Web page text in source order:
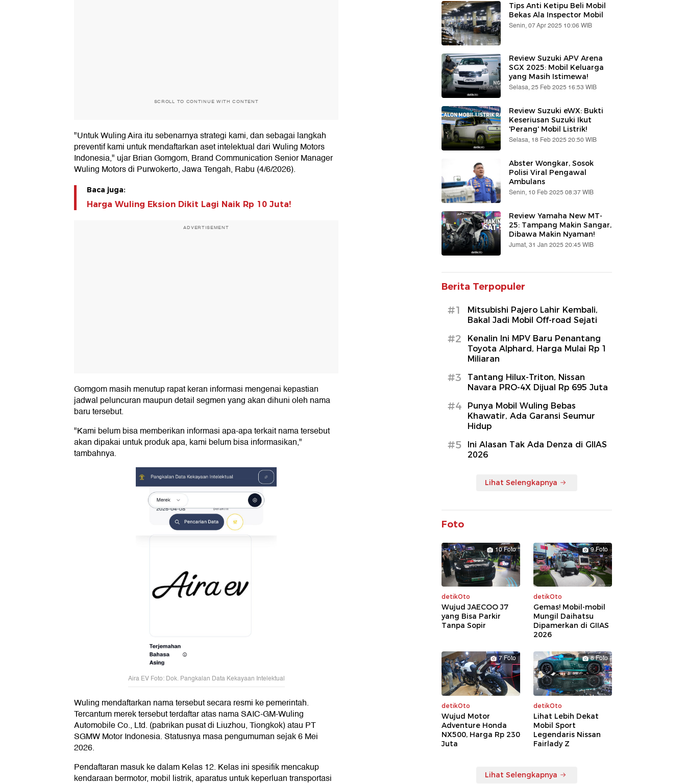
SCROLL TO CONTINUE WITH CONTENT
"Untuk Wuling Aira itu sebenarnya strategi kami, dan sebagai langkah
preventif kami untuk mendaftarkan aset intelektual dari Wuling Motors
Indonesia," ujar Brian Gomgom, Brand Communication Senior Manager
Wuling Motors di Purwokerto, Jawa Tengah, Rabu (4/6/2026).
Baca juga:
Harga Wuling Eksion Dikit Lagi Naik Rp 10 Juta!
ADVERTISEMENT
Gomgom masih menutup rapat keran informasi mengenai kepastian
jadwal peluncuran maupun detail segmen yang akan dihuni oleh nama
baru tersebut.
"Kami belum bisa memberikan informasi apa-apa terkait nama tersebut
akan dipakai untuk produk apa, kami belum bisa informasikan,"
tambahnya.
Aira EV Foto: Dok. Pangkalan Data Kekayaan Intelektual
Wuling mendaftarkan nama tersebut secara resmi ke pemerintah.
Tercantum merek tersebut terdaftar atas nama SAIC-GM-Wuling
Automobile Co., Ltd. (pabrikan pusat di Liuzhou, Tiongkok) atau PT
SGMW Motor Indonesia. Statusnya masa pengumuman sejak 6 Mei
2026.
Pendaftaran masuk ke dalam Kelas 12. Kelas ini spesifik mencakup
kendaraan bermotor, mobil listrik, aparatus untuk keperluan transportasi
Tips Anti Ketipu Beli Mobil
Bekas Ala Inspector Mobil
Senin, 07 Apr 2025 10:06 WIB
Review Suzuki APV Arena
SGX 2025: Mobil Keluarga
yang Masih Istimewa!
Selasa, 25 Feb 2025 16:53 WIB
Review Suzuki eWX: Bukti
Keseriusan Suzuki Ikut
'Perang' Mobil Listrik!
Selasa, 18 Feb 2025 20:50 WIB
Abster Wongkar, Sosok
Polisi Viral Pengawal
Ambulans
Senin, 10 Feb 2025 08:37 WIB
Review Yamaha New MT-
25: Tampang Makin Sangar,
Dibawa Makin Nyaman!
Jumat, 31 Jan 2025 20:45 WIB
Berita Terpopuler
#1
Mitsubishi Pajero Lahir Kembali,
Bakal Jadi Mobil Off-road Sejati
#2
Kenalin Ini MPV Baru Penantang
Toyota Alphard, Harga Mulai Rp 1
Miliaran
#3
Tantang Hilux-Triton, Nissan
Navara PRO-4X Dijual Rp 695 Juta
#4
Punya Mobil Wuling Bebas
Khawatir, Ada Garansi Seumur
Hidup
#5
Ini Alasan Tak Ada Denza di GIIAS
2026
Lihat Selengkapnya
Foto
10 Foto
detikOto
Wujud JAECOO J7
yang Bisa Parkir
Tanpa Sopir
9 Foto
detikOto
Gemas! Mobil-mobil
Mungil Daihatsu
Dipamerkan di GIIAS
2026
7 Foto
detikOto
Wujud Motor
Adventure Honda
NX500, Harga Rp 230
Juta
8 Foto
detikOto
Lihat Lebih Dekat
Mobil Sport
Legendaris Nissan
Fairlady Z
Lihat Selengkapnya